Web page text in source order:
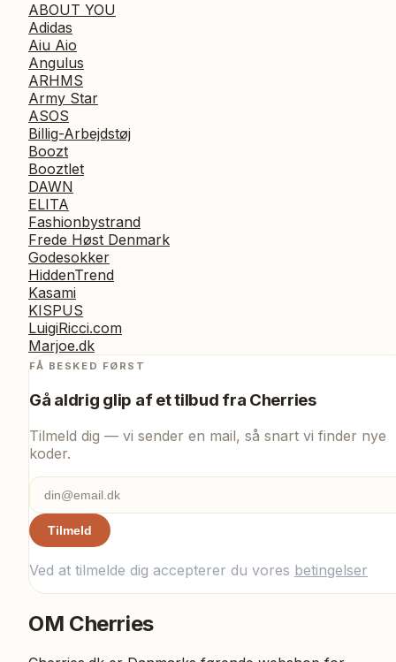
ABOUT YOU
Adidas
Aiu Aio
Angulus
ARHMS
Army Star
ASOS
Billig-Arbejdstøj
Boozt
Booztlet
DAWN
ELITA
Fashionbystrand
Frede Høst Denmark
Godesokker
HiddenTrend
Kasami
KISPUS
LuigiRicci.com
Marjoe.dk
FÅ BESKED FØRST
Gå aldrig glip af et tilbud fra Cherries
Tilmeld dig — vi sender en mail, så snart vi finder nye
koder.
Tilmeld
Ved at tilmelde dig accepterer du vores betingelser
OM Cherries